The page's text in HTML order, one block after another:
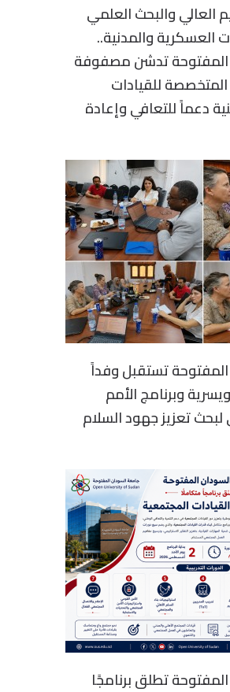
العالي والبحث العلمي
العسكرية والمدنية..
تدشن مصفوفة
المتخصصة للقيادات
دعماً للتعافي وإعادة
تستقبل وفداً
وبرنامج الأمم
لبحث تعزيز جهود السلام
تطلق برنامجًا